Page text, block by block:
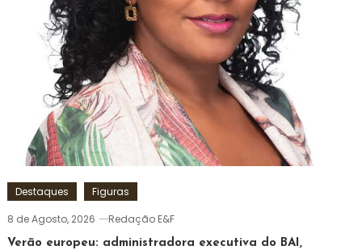
Destaques
Figuras
8 de Agosto, 2026
Redação E&F
Verão europeu: administradora executiva do BAI,